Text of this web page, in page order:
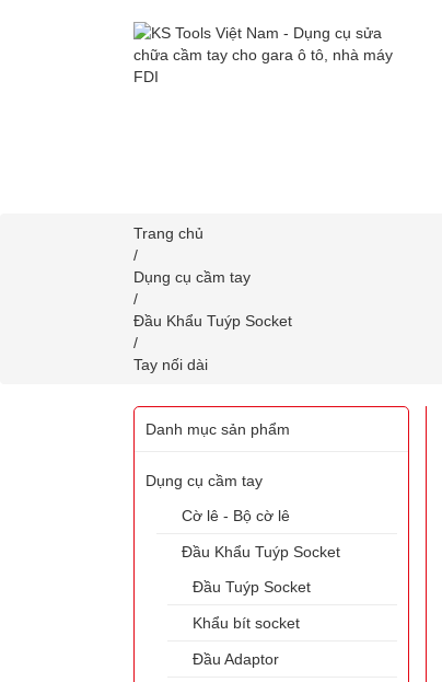
Trang chủ
/
Dụng cụ cầm tay
/
Đầu Khẩu Tuýp Socket
/
Tay nối dài
Danh mục sản phẩm
Dụng cụ cầm tay
Cờ lê - Bộ cờ lê
Đầu Khẩu Tuýp Socket
Đầu Tuýp Socket
Khẩu bít socket
Đầu Adaptor